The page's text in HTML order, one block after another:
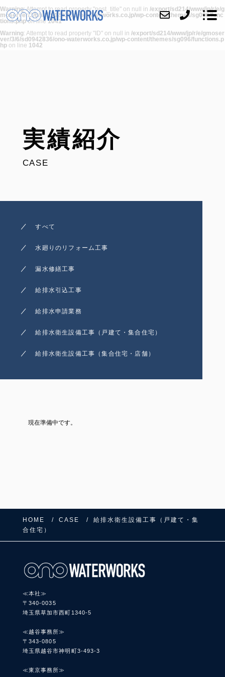
Warning: Attempt to read property "post_title" on null in /export/sd214/www/jp/r/e/g
moserver/3/6/sd0942836/ono-waterworks.co.jp/wp-content/themes/sg096/func
tions.phpon line1041
Warning: Attempt to read property "ID" on null in /export/sd214/www/jp/r/e/gmoser
ver/3/6/sd0942836/ono-waterworks.co.jp/wp-content/themes/sg096/functions.p
hp on line 1042
採用情報
実績紹介
CASE
すべて
水廻りのリフォーム工事
漏水修繕工事
給排水引込工事
給排水申請業務
給排水衛生設備工事（戸建て・集合住宅）
給排水衛生設備工事（集合住宅・店舗）
現在準備中です。
HOME CASE
給排水衛生設備工事（戸建て・集
合住宅）
≪本社≫
〒340-0035
埼玉県草加市西町1340-5
≪越谷事務所≫
〒343-0805
埼玉県越谷市神明町3-493-3
≪東京事務所≫